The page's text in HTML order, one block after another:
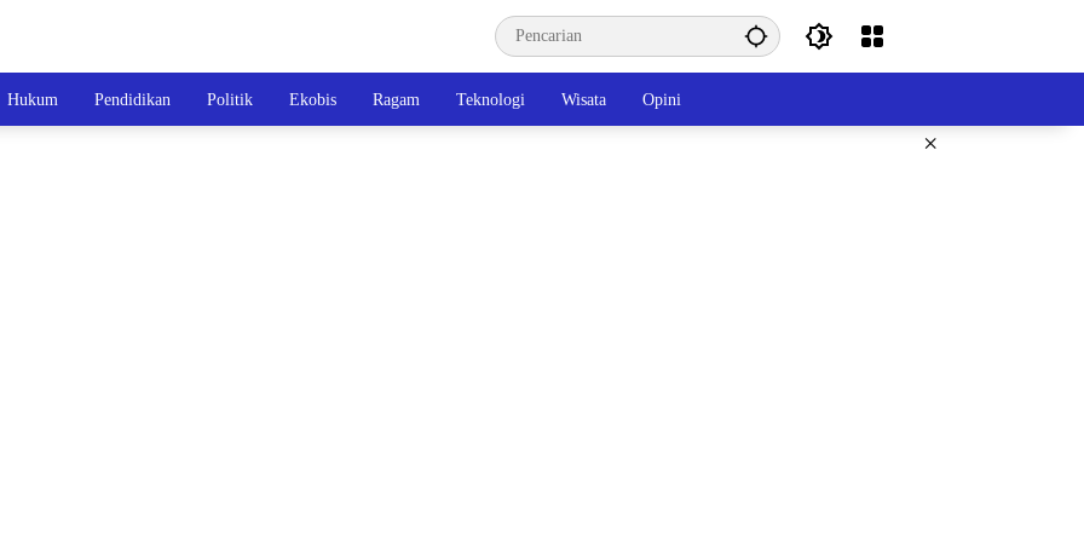
Hukum Pendidikan Politik Ekobis Ragam Teknologi Wisata Opini
×